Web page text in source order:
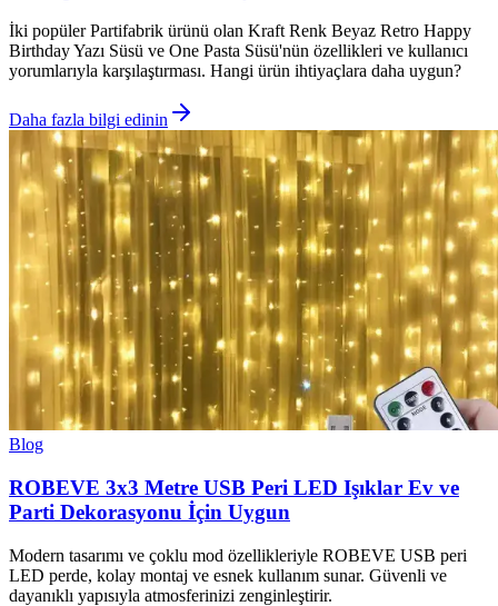
İki popüler Partifabrik ürünü olan Kraft Renk Beyaz Retro Happy
Birthday Yazı Süsü ve One Pasta Süsü'nün özellikleri ve kullanıcı
yorumlarıyla karşılaştırması. Hangi ürün ihtiyaçlara daha uygun?
Daha fazla bilgi edinin
Blog
ROBEVE 3x3 Metre USB Peri LED Işıklar Ev ve
Parti Dekorasyonu İçin Uygun
Modern tasarımı ve çoklu mod özellikleriyle ROBEVE USB peri
LED perde, kolay montaj ve esnek kullanım sunar. Güvenli ve
dayanıklı yapısıyla atmosferinizi zenginleştirir.